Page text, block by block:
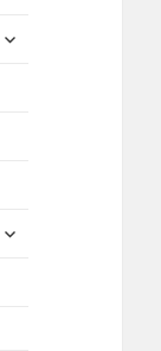
child
child